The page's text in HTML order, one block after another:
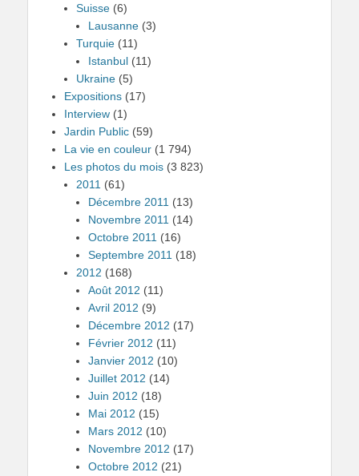
Suisse (6)
Lausanne (3)
Turquie (11)
Istanbul (11)
Ukraine (5)
Expositions (17)
Interview (1)
Jardin Public (59)
La vie en couleur (1 794)
Les photos du mois (3 823)
2011 (61)
Décembre 2011 (13)
Novembre 2011 (14)
Octobre 2011 (16)
Septembre 2011 (18)
2012 (168)
Août 2012 (11)
Avril 2012 (9)
Décembre 2012 (17)
Février 2012 (11)
Janvier 2012 (10)
Juillet 2012 (14)
Juin 2012 (18)
Mai 2012 (15)
Mars 2012 (10)
Novembre 2012 (17)
Octobre 2012 (21)